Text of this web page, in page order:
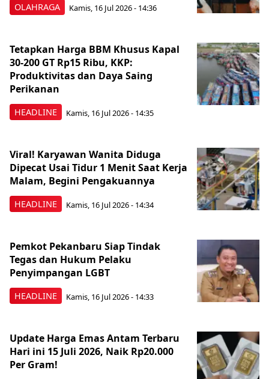
OLAHRAGA Kamis, 16 Jul 2026 - 14:36
HEADLINE
Tetapkan Harga BBM Khusus Kapal
30-200 GT Rp15 Ribu, KKP:
Produktivitas dan Daya Saing
Perikanan
Kamis, 16 Jul 2026 - 14:35
HEADLINE
Viral! Karyawan Wanita Diduga
Dipecat Usai Tidur 1 Menit Saat Kerja
Malam, Begini Pengakuannya
Kamis, 16 Jul 2026 - 14:34
HEADLINE
Pemkot Pekanbaru Siap Tindak
Tegas dan Hukum Pelaku
Penyimpangan LGBT
Kamis, 16 Jul 2026 - 14:33
Update Harga Emas Antam Terbaru
Hari ini 15 Juli 2026, Naik Rp20.000
Per Gram!